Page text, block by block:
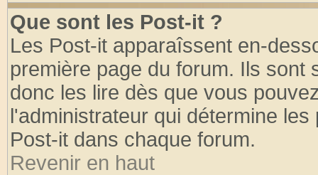
Que sont les Post-it ?
Les Post-it apparaîssent en-
première page du forum. Ils
donc les lire dès que vous
l'administrateur qui détermine
Post-it dans chaque forum.
Revenir en haut